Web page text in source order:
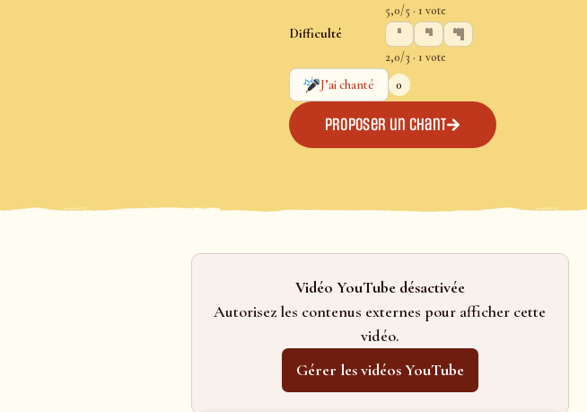
5,0/5 · 1 vote
Difficulté
2,0/3 · 1 vote
J’ai chanté
0
Proposer un chant
Vidéo YouTube désactivée
Autorisez les contenus externes pour afficher cette
vidéo.
Gérer les vidéos YouTube